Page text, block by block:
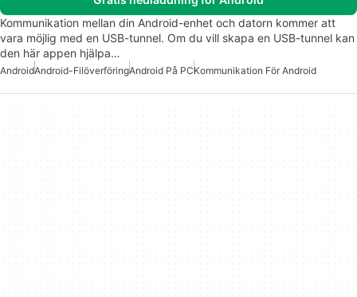
Kommunikation mellan din Android-enhet och datorn kommer att
vara möjlig med en USB-tunnel. Om du vill skapa en USB-tunnel kan
den här appen hjälpa…
AndroidAndroid-FilöverföringAndroid På PCKommunikation För Android